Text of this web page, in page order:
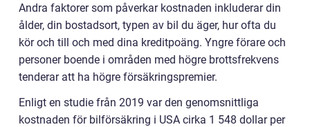
Andra faktorer som påverkar kostnaden inkluderar din
ålder, din bostadsort, typen av bil du äger, hur ofta du
kör och till och med dina kreditpoäng. Yngre förare och
personer boende i områden med högre brottsfrekvens
tenderar att ha högre försäkringspremier.
Enligt en studie från 2019 var den genomsnittliga
kostnaden för bilförsäkring i USA cirka 1 548 dollar per